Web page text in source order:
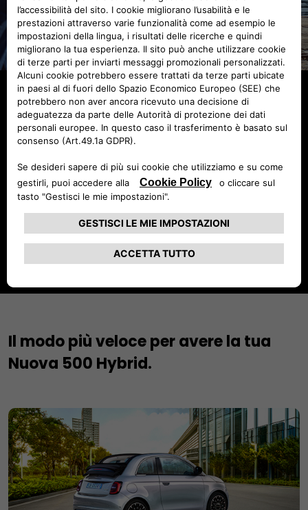
Fiat 500 Hybrid Dolcevita
Nuova Fiat 500 Hybrid Dolcevita porta stile e leggerezza in
viaggio. Il piacere della bella stagione da vivere ogni giorno.
SCOPRI DI PIÙ
CONFIGURA E ORDINA
Il modo più veloce per avere la tua
Nuova 500 Hybrid.